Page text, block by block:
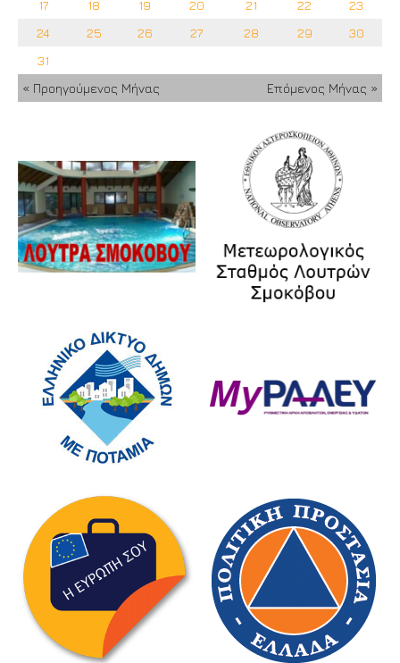
17 18 19 20 21 22
23
24
25 26 27 28 29
30
31
« Προηγούμενος Μήνας
Επόμενος Μήνας »